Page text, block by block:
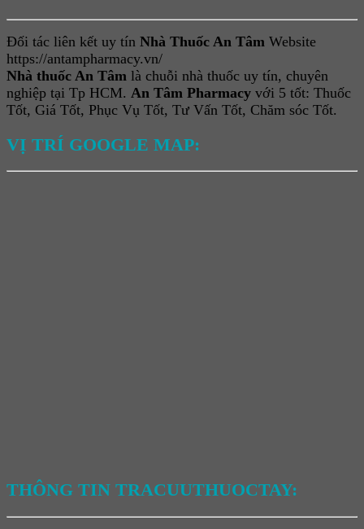
Đối tác liên kết uy tín Nhà Thuốc An Tâm Website
https://antampharmacy.vn/
Nhà thuốc An Tâm là chuỗi nhà thuốc uy tín, chuyên
nghiệp tại Tp HCM. An Tâm Pharmacy với 5 tốt: Thuốc
Tốt, Giá Tốt, Phục Vụ Tốt, Tư Vấn Tốt, Chăm sóc Tốt.
VỊ TRÍ GOOGLE MAP:
THÔNG TIN TRACUUTHUOCTAY: